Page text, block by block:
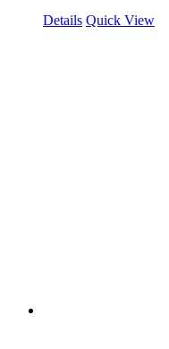
Details Quick View